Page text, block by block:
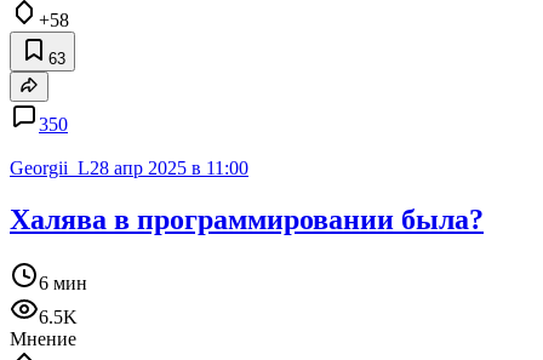
+58
63
350
Georgii_L28 апр 2025 в 11:00
Халява в программировании была?
6 мин
6.5K
Мнение